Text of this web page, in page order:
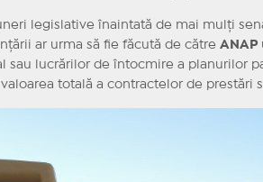
legislative înaintată de mai mulți
ar urma să fie făcută de către ANAP
sau lucrărilor de întocmire a planurilor
totală a contractelor de prestări